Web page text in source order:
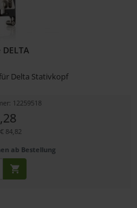
Delta Stativkopf
12259518
84,82
ab Bestellung